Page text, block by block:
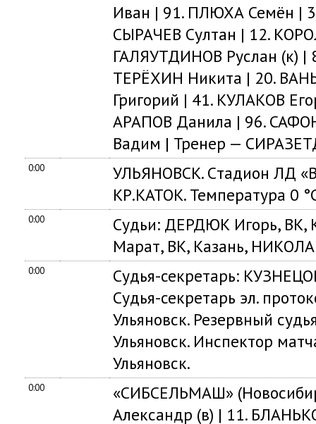
Иван | 91. ПЛЮХА Семён |
СЫРАЧЕВ Султан | 12.
ГАЛЯУТДИНОВ Руслан (к)
ТЕРЁХИН Никита | 20.
Григорий | 41. КУЛАКОВ
АРАПОВ Данила | 96.
Вадим | Тренер —
0:00
УЛЬЯНОВСК. Cтадион ЛД
КР.КАТОК. Температура 0
0:00
Судьи: ДЕРДЮК Игорь,
Марат, ВК, Казань,
0:00
Судья-секретарь:
Судья-секретарь эл.
Ульяновск. Резервный
Ульяновск. Инспектор
Ульяновск.
0:00
«СИБСЕЛЬМАШ»
Александр (в) | 11.